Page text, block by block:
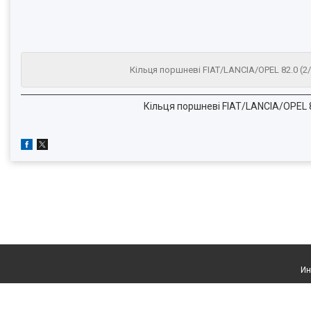
Кільця поршневі FIAT/LANCIA/OPEL 82.0
Кільця поршневі FIAT/LANCIA/